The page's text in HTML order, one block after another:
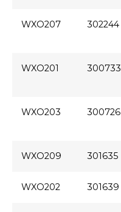
WXO207 302244
WXO201 300733
WXO203 300726
WXO209 301635
WXO202 301639